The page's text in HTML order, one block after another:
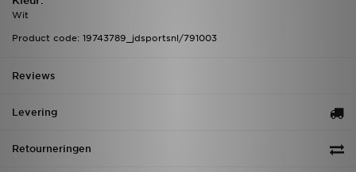
Wit
Product code: 19743789_jdsportsnl/791003
Reviews
Levering
Retourneringen